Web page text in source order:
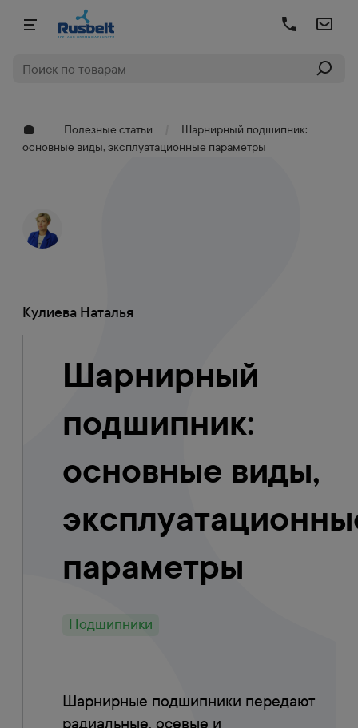
Полезные статьи
Шарнирный подшипник:
основные виды, эксплуатационные параметры
Кулиева Наталья
Шарнирный
подшипник:
основные виды,
параметры
Подшипники
Шарнирные подшипники передают
радиальные, осевые и